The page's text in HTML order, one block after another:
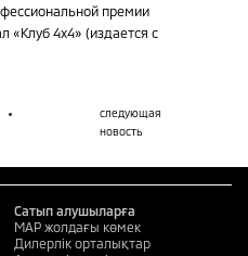
премии
«Клуб 4х4» (издается с
следующая
новость
Сатып алушыларға
MAP жолдағы көмек
Дилерлік орталықтар